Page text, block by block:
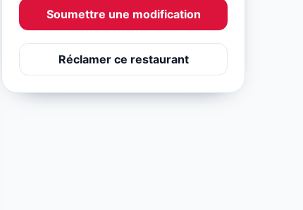
Soumettre une modification
Réclamer ce restaurant